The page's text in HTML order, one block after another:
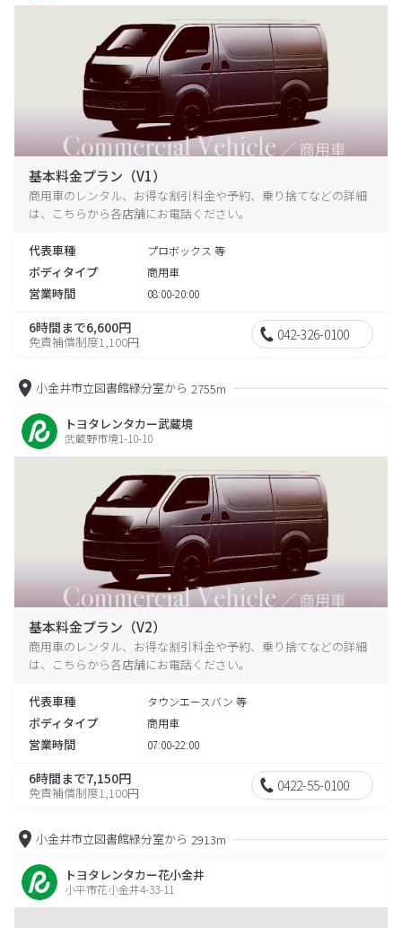
基本料金プラン（V1）
商用車のレンタル、お得な割引料金や予約、乗り捨てなどの詳細
は、こちらから各店舗にお電話ください。
代表車種 プロボックス 等
ボディタイプ 商用車
営業時間 08:00-20:00
6時間まで6,600円
免責補償制度1,100円 042-326-0100
小金井市立図書館緑分室から 2755m
トヨタレンタカー武蔵境
武蔵野市境1-10-10
基本料金プラン（V2）
商用車のレンタル、お得な割引料金や予約、乗り捨てなどの詳細
は、こちらから各店舗にお電話ください。
代表車種 タウンエースバン 等
ボディタイプ 商用車
営業時間 07:00-22:00
6時間まで7,150円
免責補償制度1,100円 0422-55-0100
小金井市立図書館緑分室から 2913m
トヨタレンタカー花小金井
小平市花小金井4-33-11